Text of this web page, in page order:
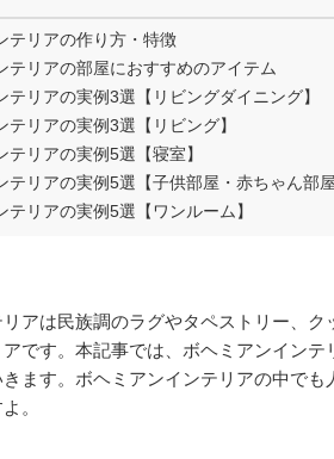
テリアの作り方・特徴
テリアの部屋におすすめのアイテム
テリアの実例3選【リビングダイニング】
テリアの実例3選【リビング】
テリアの実例5選【寝室】
テリアの実例5選【子供部屋・赤ちゃん部屋
テリアの実例5選【ワンルーム】
アは民族調のラグやタペストリー、
です。本記事では、ボヘミアンイン
ます。ボヘミアンインテリアの中で
。